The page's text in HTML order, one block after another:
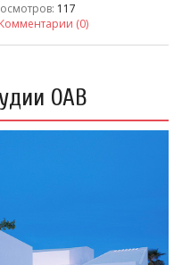
117
Комментарии (0)
OAB